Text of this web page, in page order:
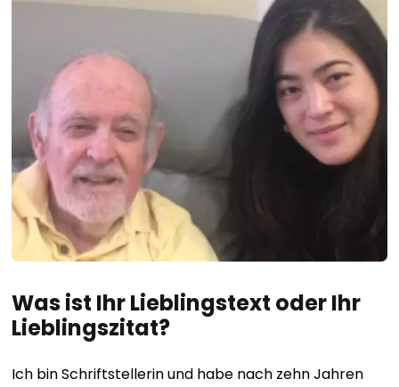
Was ist Ihr Lieblingstext oder Ihr
Lieblingszitat?
Ich bin Schriftstellerin und habe nach zehn Jahren